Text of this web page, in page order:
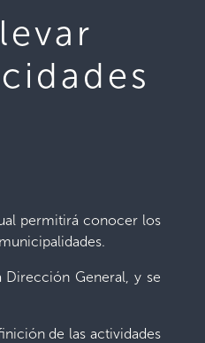
permitirá conocer los
General, y se
de las actividades